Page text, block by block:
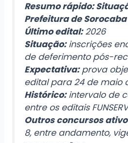
Resumo rápido:
Prefeitura de Sorocaba
Último edital:2026
Situação:inscrições
de deferimento pós-
Expectativa:prova
edital para 24 de maio
Histórico:intervalo de
entre os editais
Outros concursos
8, entre andamento,